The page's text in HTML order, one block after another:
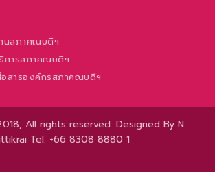
นสภาคณบดีฯ
การสภาคณบดีฯ
อสารองค์กรสภาคณบดีฯ
All rights reserved. Designed By N.
Tel. +66 8308 8880 1